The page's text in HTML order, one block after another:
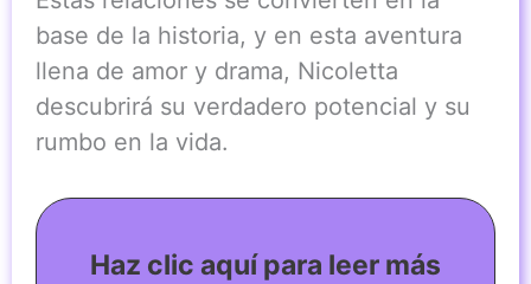
base de la historia, y en esta aventura
llena de amor y drama, Nicoletta
descubrirá su verdadero potencial y su
rumbo en la vida.
Haz clic aquí para leer más